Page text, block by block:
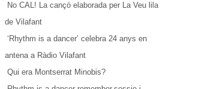
No CAL! La cançó elaborada per La Veu lila
de Vilafant
‘Rhythm is a dancer’ celebra 24 anys en
antena a Ràdio Vilafant
Qui era Montserrat Minobis?